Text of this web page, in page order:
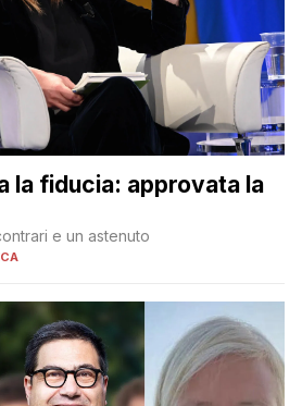
la fiducia: approvata la
e un astenuto